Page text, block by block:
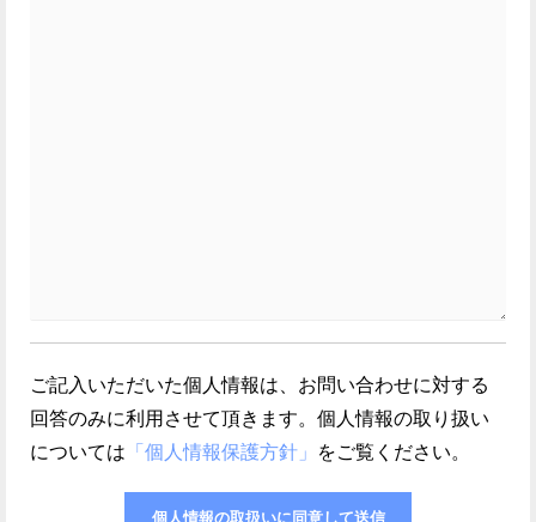
ご記入いただいた個人情報は、お問い合わせに対する
回答のみに利用させて頂きます。個人情報の取り扱い
については 「個人情報保護方針」 をご覧ください。